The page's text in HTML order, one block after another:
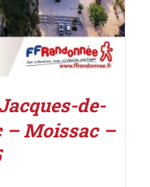
de-
– Moissac –